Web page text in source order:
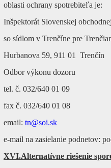
oblasti ochrany spotrebiteľa je:
Inšpektorát Slovenskej
so sídlom v Trenčíne pre
Hurbanova 59, 911 01 Trenčín
Odbor výkonu dozoru
tel. č. 032/640 01 09
fax č. 032/640 01 08
email: tn@soi.sk
e-mail na zasielanie podnetov:
XVI.Alternatívne riešenie